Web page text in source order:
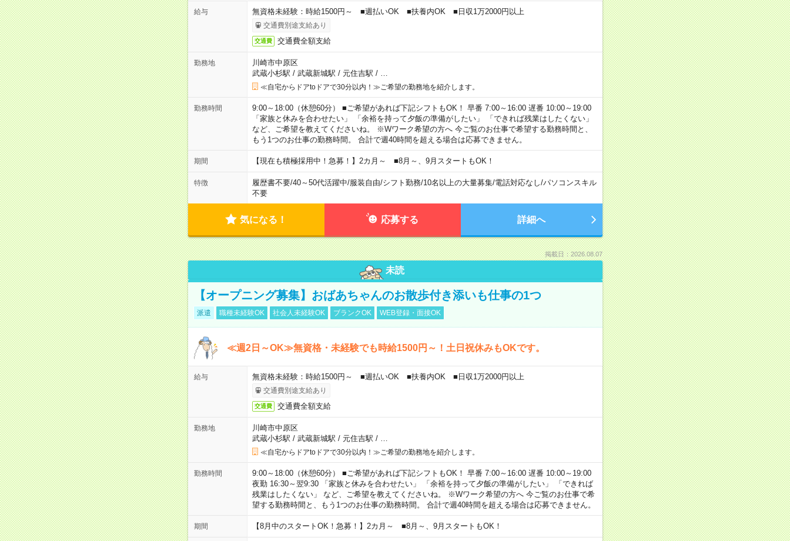
給与 無資格未経験：時給1500円～ ■週払いOK ■扶養内OK ■日収1万2000円以上
交通費別途支給あり
交通費 交通費全額支給
勤務地
川崎市中原区
武蔵小杉駅 / 武蔵新城駅 / 元住吉駅 /
≪自宅からドアtoドアで30分以内！≫ご希望の勤務地を紹介します。
勤務時間
9:00～18:00（休憩60分） ■ご希望があれば下記シフトもOK！ 早番 7:00～16:00 遅番 10:00～19:00
「家族と休みを合わせたい」 「余裕を持って夕飯の準備がしたい」 「できれば残業はしたくない」
など、ご希望を教えてくださいね。 ※Wワーク希望の方へ 今ご覧のお仕事で希望する勤務時間と、
もう1つのお仕事の勤務時間。 合計で週40時間を超える場合は応募できません。
期間 【現在も積極採用中！急募！】2カ月～ ■8月～、9月スタートもOK！
特徴 履歴書不要/40～50代活躍中/服装自由/シフト勤務/10名以上の大量募集/電話対応なし/パソコンスキル
不要
気になる！ 応募する 詳細へ
掲載日：2026.08.07
未読
【オープニング募集】おばあちゃんのお散歩付き添いも仕事の1つ
派遣 職種未経験OK 社会人未経験OK ブランクOK WEB登録・面接OK
≪週2日～OK≫無資格・未経験でも時給1500円～！土日祝休みもOKです。
給与 無資格未経験：時給1500円～ ■週払いOK ■扶養内OK ■日収1万2000円以上
交通費別途支給あり
交通費 交通費全額支給
勤務地
川崎市中原区
武蔵小杉駅 / 武蔵新城駅 / 元住吉駅 /
≪自宅からドアtoドアで30分以内！≫ご希望の勤務地を紹介します。
勤務時間
9:00～18:00（休憩60分） ■ご希望があれば下記シフトもOK！ 早番 7:00～16:00 遅番 10:00～19:00
夜勤 16:30～翌9:30 「家族と休みを合わせたい」 「余裕を持って夕飯の準備がしたい」 「できれば
残業はしたくない」 など、ご希望を教えてくださいね。 ※Wワーク希望の方へ 今ご覧のお仕事で希
望する勤務時間と、もう1つのお仕事の勤務時間。 合計で週40時間を超える場合は応募できません。
期間 【8月中のスタートOK！急募！】2カ月～ ■8月～、9月スタートもOK！